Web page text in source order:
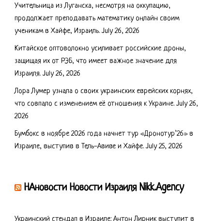
Учительница из Луганска, несмотря на оккупацию,
продолжает преподавать математику онлайн своим
ученикам в Хайфе, Израиль. July 26, 2026
Китайское оптоволокно усиливает российские дроны,
защищая их от РЭБ, что имеет важное значение для
Израиля. July 26, 2026
Лора Лумер узнала о своих украинских еврейских корнях,
что совпало с изменением её отношения к Украине. July 26,
2026
Бумбокс в ноябре 2026 года начнет тур «Дронотур’26» в
Израиле, выступив в Тель-Авиве и Хайфе. July 25, 2026
НАновости Новости Израиля Nikk.Agency
Украинский стендап в Израиле: Антон Лирник выступит в